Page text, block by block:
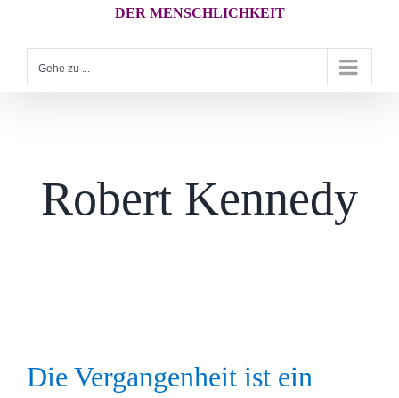
DER MENSCHLICHKEIT
Gehe zu ...
Robert Kennedy
Die Vergangenheit ist ein